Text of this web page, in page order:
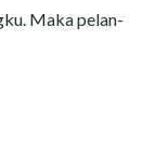
Maka pelan-